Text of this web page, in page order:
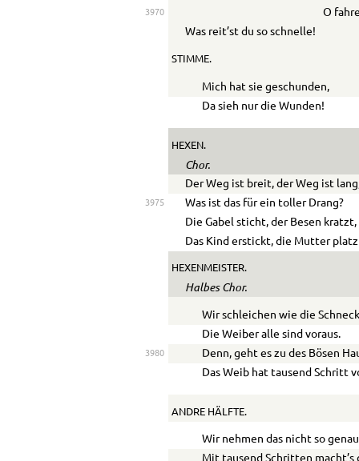
3970
O
Was reit’st du so schnelle!
STIMME.
Mich hat sie geschunden,
Da sieh nur die Wunden!
HEXEN.
Chor.
Der Weg ist breit, der Weg ist
3975
Was ist das für ein toller Drang?
Die Gabel sticht, der Besen kratzt,
Das Kind erstickt, die Mutter
HEXENMEISTER.
Halbes Chor.
Wir schleichen wie die
Die Weiber alle sind voraus.
3980
Denn, geht es zu des Bösen
Das Weib hat tausend Schritt
ANDRE HÄLFTE.
Wir nehmen das nicht so